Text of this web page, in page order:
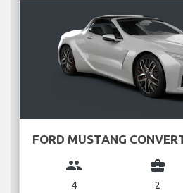
FORD MUSTANG
group
4
business_center
2